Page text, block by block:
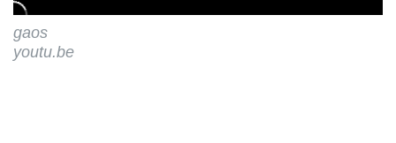
gaos
youtu.be